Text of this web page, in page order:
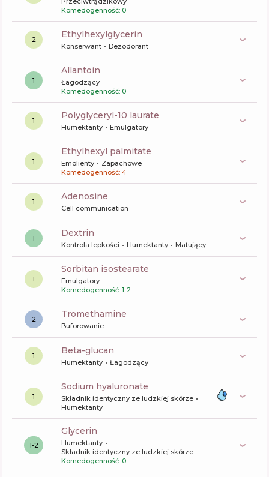
Komedogenność: 0
2 ethylhexylglycerin
Konserwant Dezodorant
1
allantoin
Łagodzący
Komedogenność: 0
1 polyglyceryl-10 laurate
Humektanty Emulgatory
1
ethylhexyl palmitate
Emolienty
Zapachowe
Komedogenność: 4
1 Adenosine
Cell communication
1 dextrin
Kontrola lepkości Humektanty Matujący
1
sorbitan isostearate
Emulgatory
Komedogenność: 1-2
2 tromethamine
Buforowanie
1 beta-glucan
Humektanty Łagodzący
1
sodium hyaluronate
Składnik identyczny ze ludzkiej skórze
Humektanty
1-2
glycerin
Humektanty
Składnik identyczny ze ludzkiej skórze
Komedogenność: 0